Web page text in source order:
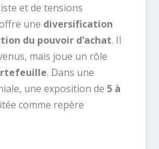
et de tensions
une diversification
du pouvoir d’achat. Il
mais joue un rôle
. Dans une
une exposition de 5 à
comme repère